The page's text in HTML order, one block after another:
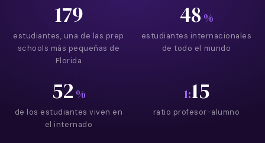
179
estudiantes, una de las prep
schools más pequeñas de
Florida
48 %
estudiantes internacionales
de todo el mundo
52 %
de los estudiantes viven en
el internado
1:15
ratio profesor-alumno